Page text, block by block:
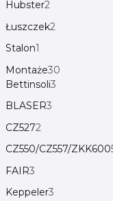
Hubster2
Łuszczek2
Stalon1
Montaże30
Bettinsoli3
BLASER3
CZ5272
CZ550/CZ557/ZKK600
FAIR3
Keppeler3